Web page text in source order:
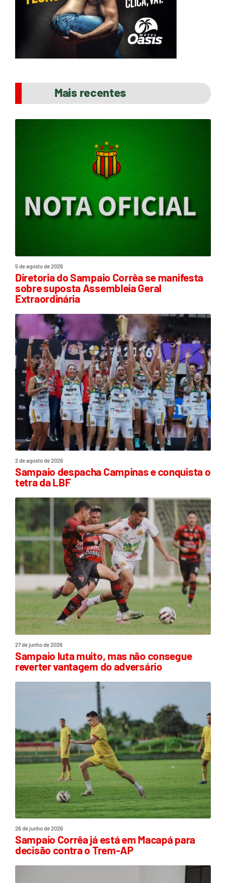
Mais recentes
5 de agosto de 2026
Diretoria do Sampaio Corrêa se manifesta
sobre suposta Assembleia Geral
Extraordinária
2 de agosto de 2026
Sampaio despacha Campinas e conquista o
tetra da LBF
27 de junho de 2026
Sampaio luta muito, mas não consegue
reverter vantagem do adversário
26 de junho de 2026
Sampaio Corrêa já está em Macapá para
decisão contra o Trem-AP